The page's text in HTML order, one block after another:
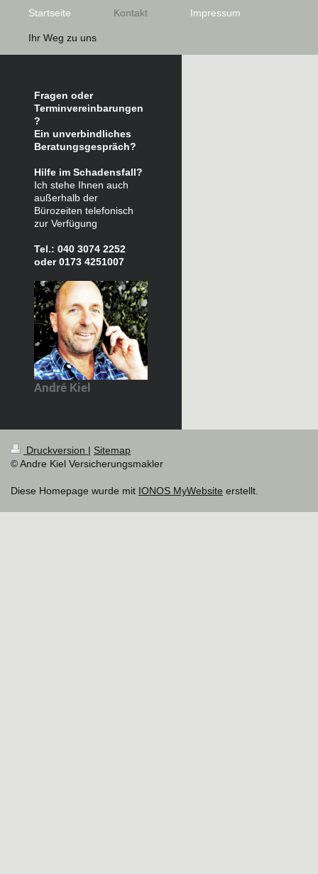
Startseite Kontakt Impressum
Ihr Weg zu uns
Fragen oder
Terminvereinbarungen
?
Ein unverbindliches
Beratungsgespräch?
Hilfe im Schadensfall?
Ich stehe Ihnen auch
außerhalb der
Bürozeiten telefonisch
zur Verfügung
Tel.: 040 3074 2252
oder 0173 4251007
André Kiel
Druckversion | Sitemap
© Andre Kiel Versicherungsmakler
Diese Homepage wurde mit IONOS MyWebsite erstellt.